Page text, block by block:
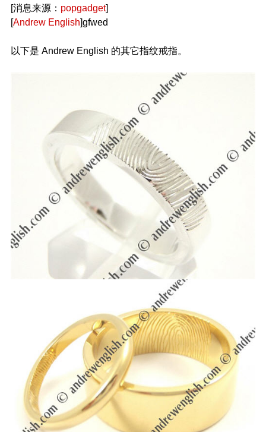
[消息来源： popgadget]
[Andrew English]gfwed
以下是 Andrew English 的其它指纹戒指。